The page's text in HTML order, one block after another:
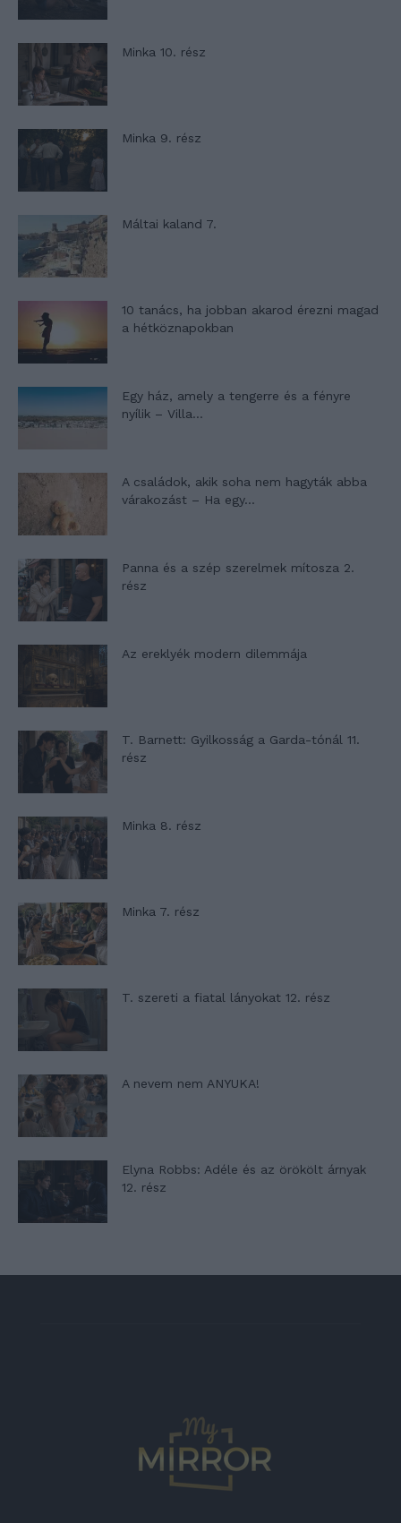
Minka 10. rész
Minka 9. rész
Máltai kaland 7.
10 tanács, ha jobban akarod érezni magad
a hétköznapokban
Egy ház, amely a tengerre és a fényre
nyílik – Villa...
A családok, akik soha nem hagyták abba
várakozást – Ha egy...
Panna és a szép szerelmek mítosza 2.
rész
Az ereklyék modern dilemmája
T. Barnett: Gyilkosság a Garda-tónál 11.
rész
Minka 8. rész
Minka 7. rész
T. szereti a fiatal lányokat 12. rész
A nevem nem ANYUKA!
Elyna Robbs: Adéle és az örökölt árnyak
12. rész